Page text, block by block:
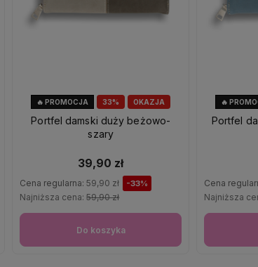
33% OKAZJA
🔥 PROMOCJA
Portfel damski duży beżowo-
szary
39,90 zł
Cena regularna:59,90 zł -33%
Najniższa cena:59,90 zł
Do koszyka
🔥
Portfel
Cena
Najniższa